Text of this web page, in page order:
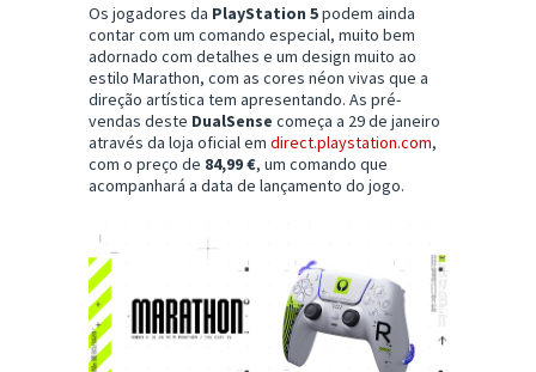
Os jogadores da PlayStation 5podem ainda
contar com um comando especial, muito bem
adornado com detalhes e um design muito ao
estilo Marathon, com as cores néon vivas que a
direção artística tem apresentando. As pré-
vendas deste DualSense começa a 29 de janeiro
através da loja oficial em direct.playstation.com,
com o preço de 84,99 €, um comando que
acompanhará a data de lançamento do jogo.